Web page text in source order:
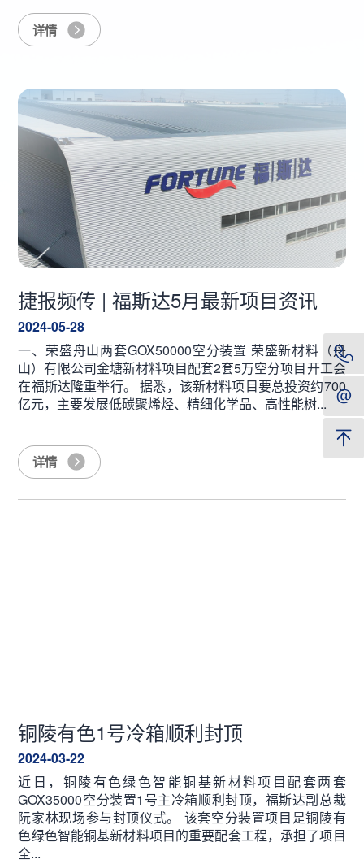
详情
捷报频传 | 福斯达5月最新项目资讯
2024-05-28
一、荣盛舟山两套GOX50000空分装置 荣盛新材料（舟
山）有限公司金塘新材料项目配套2套5万空分项目开工会
在福斯达隆重举行。 据悉，该新材料项目要总投资约700
亿元，主要发展低碳聚烯烃、精细化学品、高性能树...
详情
铜陵有色1号冷箱顺利封顶
2024-03-22
近日，铜陵有色绿色智能铜基新材料项目配套两套
GOX35000空分装置1号主冷箱顺利封顶，福斯达副总裁
阮家林现场参与封顶仪式。 该套空分装置项目是铜陵有
色绿色智能铜基新材料项目的重要配套工程，承担了项目
全...